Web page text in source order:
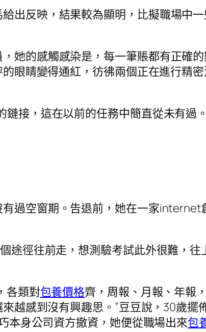
出反映，結果較為顯明，比擬職場中
她的感觸感染是，每一筆賬都有正確
眼睛變得通紅，彷彿兩個正在進行精
接，這在以前的任務中簡直從未有過
過空窗期。告退前，她在一家internet
途徑往前走，想測驗考試此外很難，往
各類對包養價格齊，周報、月報、年報
越感到沒有興趣思。”豆豆說，30歲擺
本身公司資方撤資，她便從職場出來包